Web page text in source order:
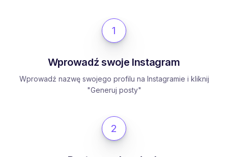
1
Wprowadź swoje Instagram
Wprowadź nazwę swojego profilu na Instagramie i kliknij
"Generuj posty"
2